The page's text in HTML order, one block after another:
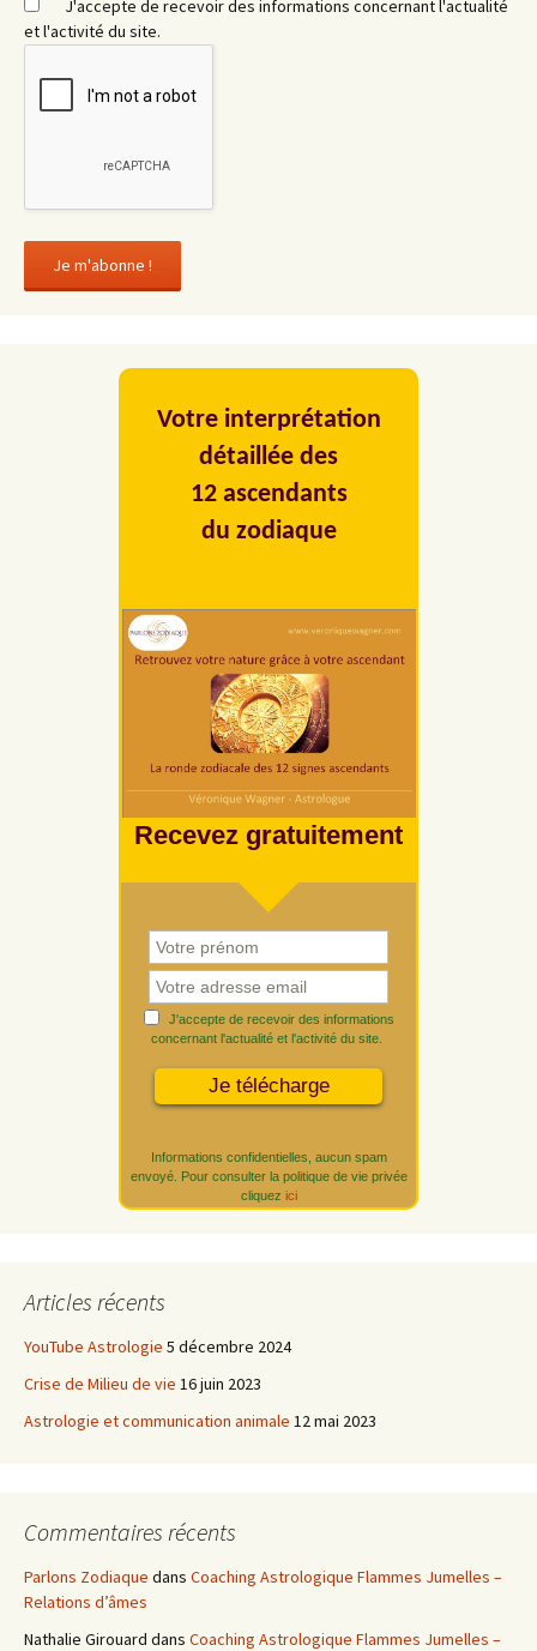
J'accepte de recevoir des informations concernant l'actualité
et l'activité du site.
Votre interprétation
détaillée des
12 ascendants
du zodiaque
Recevez gratuitement
J'accepte de recevoir des informations
concernant l'actualité et l'activité du site.
Informations confidentielles, aucun spam
envoyé. Pour consulter la politique de vie privée
cliquez ici
Articles récents
YouTube Astrologie 5 décembre 2024
Crise de Milieu de vie 16 juin 2023
Astrologie et communication animale 12 mai 2023
Commentaires récents
Parlons Zodiaque dans Coaching Astrologique Flammes Jumelles –
Relations d’âmes
Nathalie Girouard dans Coaching Astrologique Flammes Jumelles –